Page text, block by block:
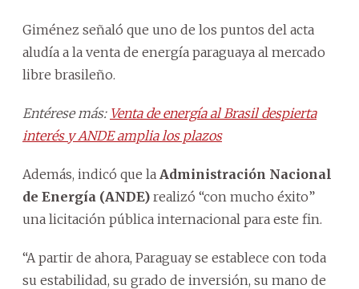
Giménez señaló que uno de los puntos del acta
aludía a la venta de energía paraguaya al mercado
libre brasileño.
Entérese más: Venta de energía al Brasil despierta
interés y ANDE amplia los plazos
Además, indicó que la Administración Nacional
de Energía (ANDE) realizó “con mucho éxito”
una licitación pública internacional para este fin.
“A partir de ahora, Paraguay se establece con toda
su estabilidad, su grado de inversión, su mano de